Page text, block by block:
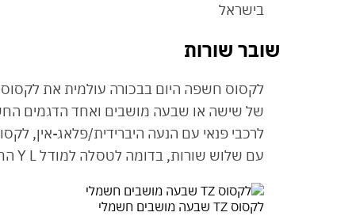
בישראל
שובר שורות
של שישה או שבעה מושבים ואחד הדגמים
עם שלוש שורות, בדומה לטסלה למודל Y L החדש.
לקסוס TZ שבעה מושבים חשמלי